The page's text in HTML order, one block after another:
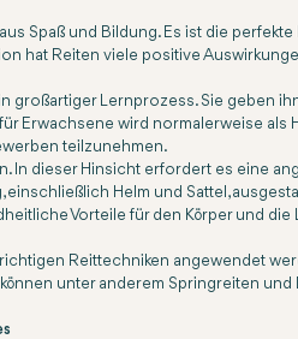
Spaß und Bildung. Es ist die
hat Reiten viele positive
großartiger Lernprozess. Sie geben
Erwachsene wird normalerweise
teilzunehmen.
In dieser Hinsicht erfordert es eine
einschließlich Helm und Sattel,
Vorteile für den Körper und die
Reittechniken angewendet
unter anderem Springreiten